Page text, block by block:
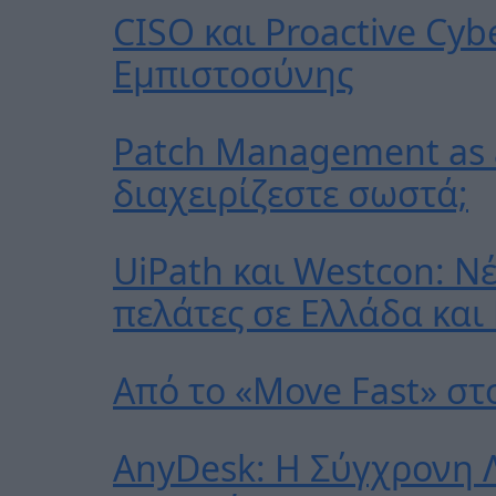
CISO και Proactive
Εμπιστοσύνης
Patch Management as
διαχειρίζεστε σωστά;
UiPath και Westcon:
πελάτες σε Ελλάδα
Από το «Move Fast»
AnyDesk: Η Σύγχρονη